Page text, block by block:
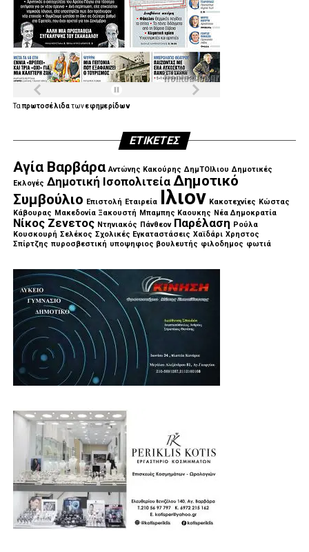
Ταπρωτοσέλιδατωνεφημερίδων
ΕΤΙΚΈΤΕΣ
Αγία Βαρβάρα Αντώνης Κακούρης ΔημΤΟΙλιου Δημοτικές
Εκλογές Δημοτική Ισοπολιτεία Δημοτικό
Συμβούλιο Επιστολή Εταιρεία Ιλιον Κακοτεχνίες Κώστας
Κάβουρας Μακεδονία Ξακουστή Μπαμπης Καουκης Νέα Δημοκρατία
Νίκος Ζενετος Ντηνιακός Πάνθεον Παρέλαση Ρούλα
Κουσκουρή Σελέκος Σχολικές Εγκαταστάσεις Χαϊδάρι Χρηστος
Σπίρτζης πυροσβεστική υποψηφιος βουλευτής φιλοδημος φωτιά